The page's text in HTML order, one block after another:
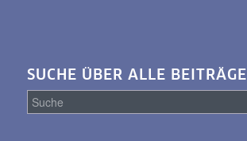
SUCHE ÜBER ALLE